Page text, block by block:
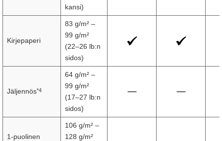
kansi)
Kirjepaperi
83 g/m² –
99 g/m²
(22–26 lb:n
sidos)
Jäljennös*4
64 g/m² –
99 g/m²
(17–27 lb:n
sidos)
1-puolinen
106 g/m² –
128 g/m²